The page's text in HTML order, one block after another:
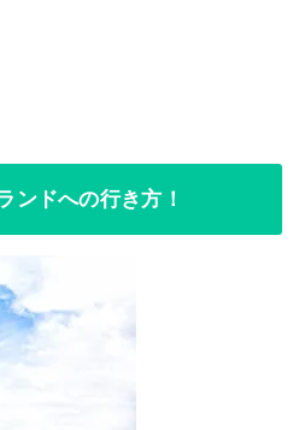
ンドへの行き方！